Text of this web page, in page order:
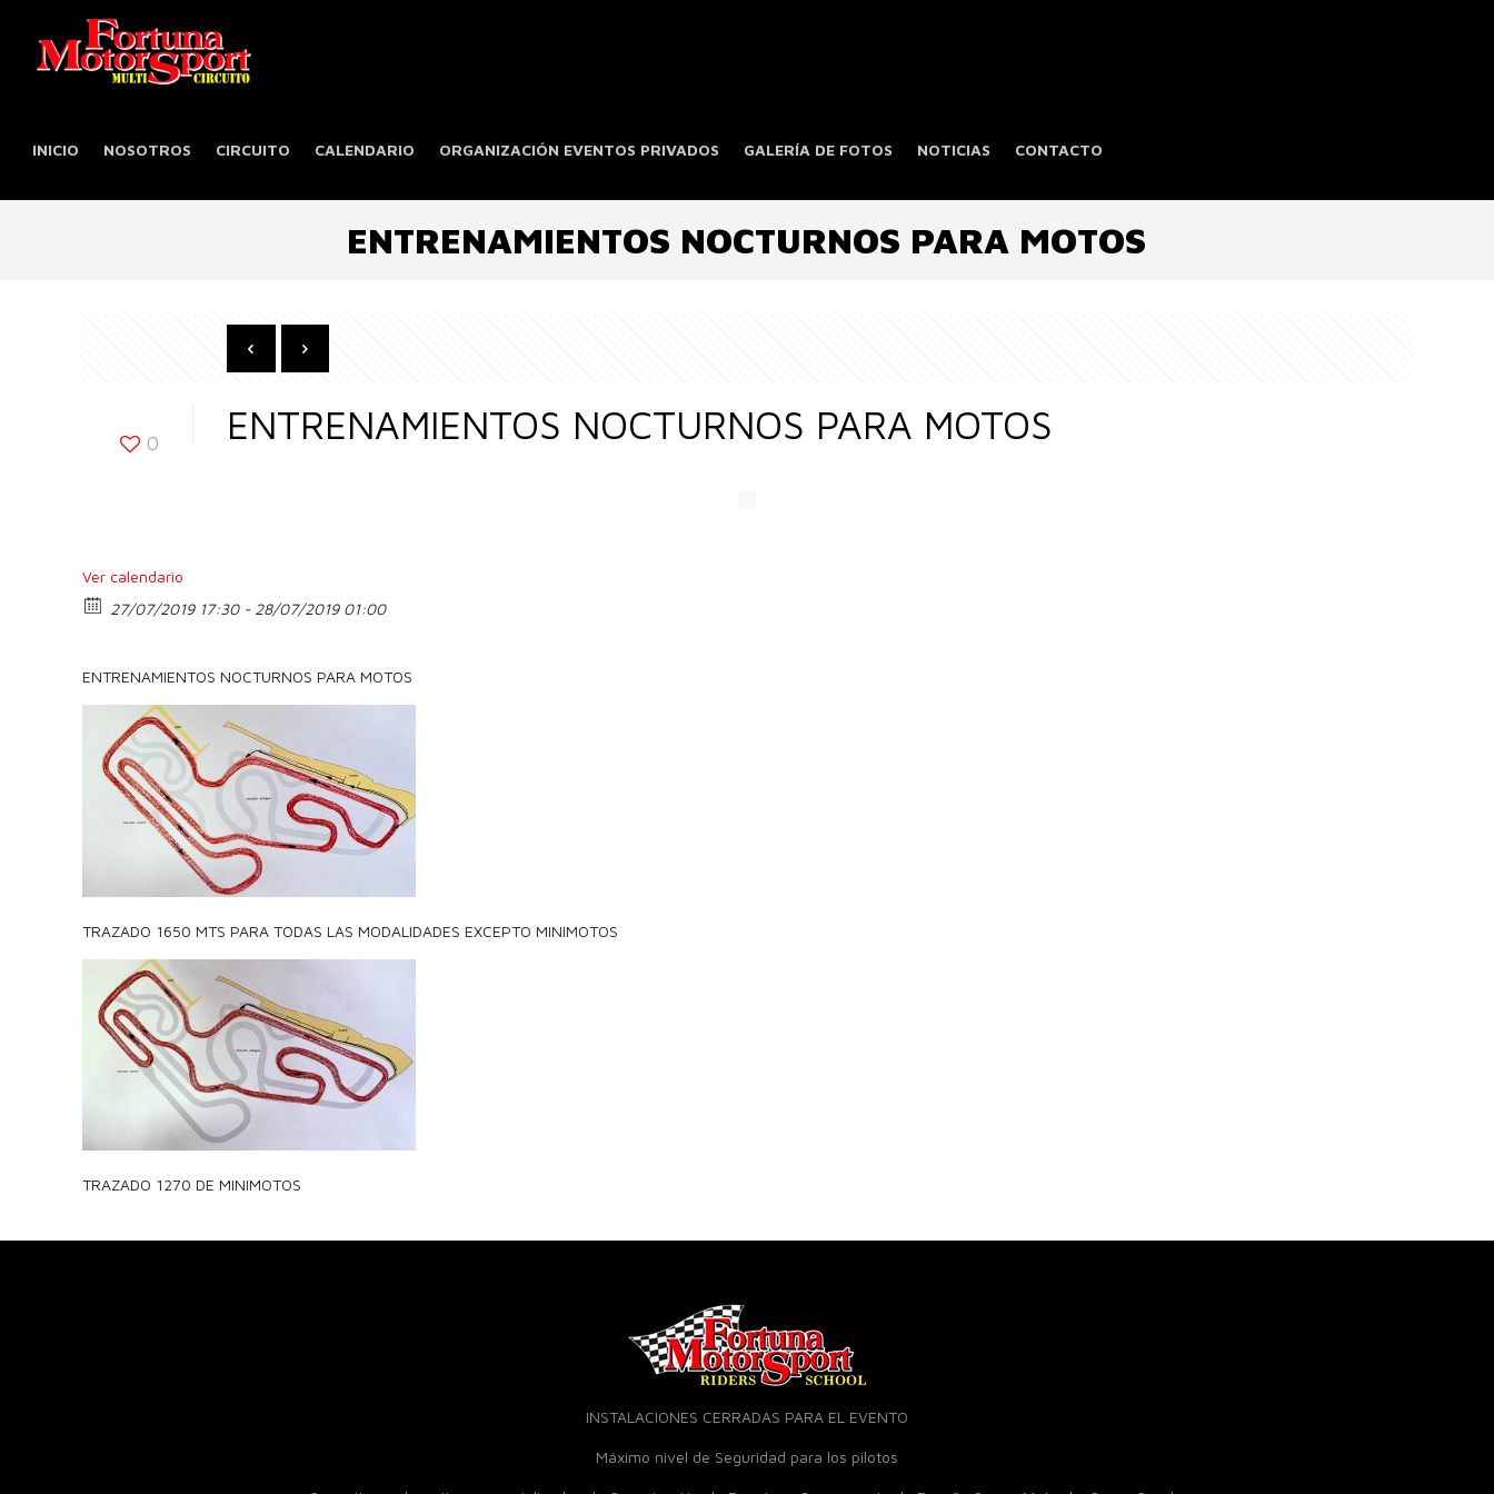
INICIO NOSOTROS CIRCUITO CALENDARIO ORGANIZACIÓN EVENTOS PRIVADOS GALERÍA DE FOTOS NOTICIAS CONTACTO
ENTRENAMIENTOS NOCTURNOS PARA MOTOS
0 ENTRENAMIENTOS NOCTURNOS PARA MOTOS
Ver calendario
27/07/2019 17:30 - 28/07/2019 01:00
ENTRENAMIENTOS NOCTURNOS PARA MOTOS
TRAZADO 1650 MTS PARA TODAS LAS MODALIDADES EXCEPTO MINIMOTOS
TRAZADO 1270 DE MINIMOTOS
INSTALACIONES CERRADAS PARA EL EVENTO
Máximo nivel de Seguridad para los pilotos